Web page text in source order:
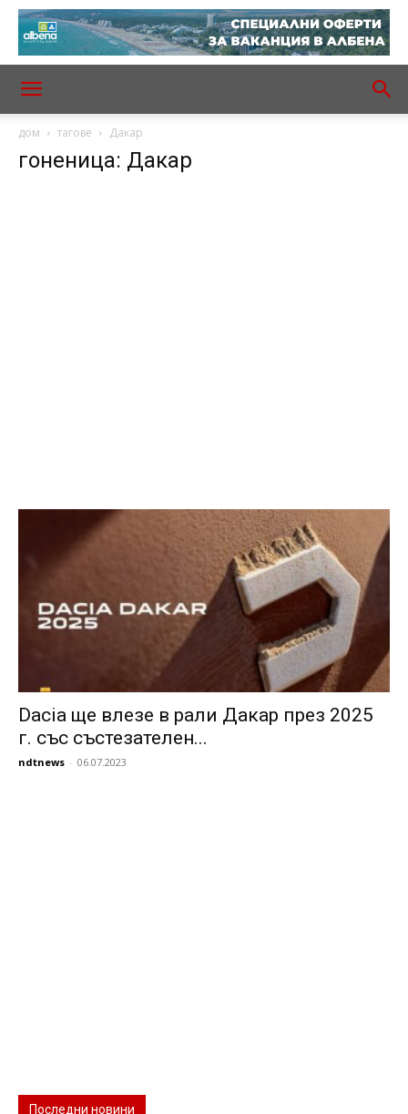
дом тагове Дакар
гоненица: Дакар
Dacia ще влезе в рали Дакар през 2025
г. със състезателен...
ndtnews - 06.07.2023
Последни новини